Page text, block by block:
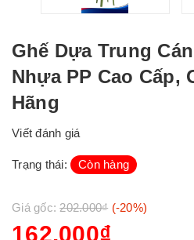
Ghế Dựa Trung
Nhựa PP Cao Cấp,
Hãng
Viết đánh giá
Trạng thái: Còn hàng
Giá gốc:202.000₫ (-20%)
162.000₫